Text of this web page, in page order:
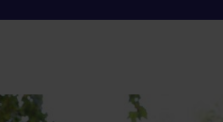
de l@s niñ@s